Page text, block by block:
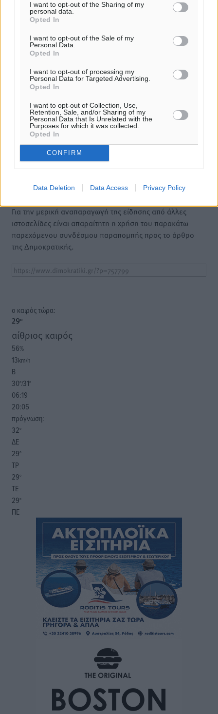
I want to opt-out of the Sharing of my
personal data.
Opted In
I want to opt-out of the Sale of my
Personal Data.
Opted In
I want to opt-out of processing my
Personal Data for Targeted Advertising.
Opted In
I want to opt-out of Collection, Use,
Retention, Sale, and/or Sharing of my
Personal Data that Is Unrelated with the
Purposes for which it was collected.
Opted In
CONFIRM
Data Deletion Data Access Privacy Policy
Φύλαξε τα στοιχεία μου για την επόμενη φορά.
Υπενθύμιση:
Για την μερική αναπαραγωγή της είδησης από άλλες
ιστοσελίδες είναι απαραίτητη η χρήση του παρακάτω
παρεχόμενου συνδέσμου παραπομπής προς το άρθρο
της Δημοκρατικής.
o καιρός τώρα:
29°
αίθριος καιρός
56%
13km/h
Β
30°/31°
06:19
20:05
πρόγνωση:
32°
ΔΕ
29°
ΤΡ
29°
ΤΕ
29°
ΠΕ